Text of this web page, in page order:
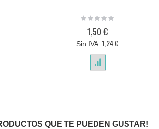
Rating:
1,50 €
1,24 €
QUE TE PUEDEN GUSTAR!